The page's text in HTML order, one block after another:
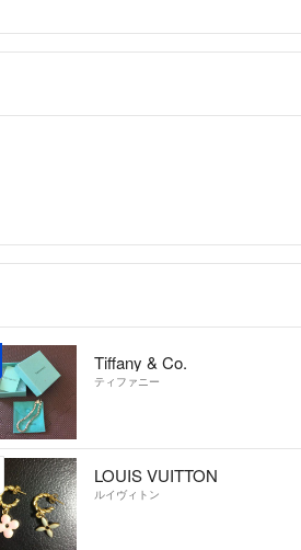
Tiffany & Co.
ティファニー
LOUIS VUITTON
ルイヴィトン